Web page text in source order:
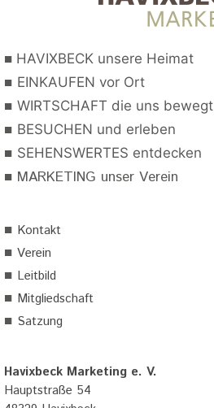
■ HAVIXBECK unsere Heimat
■ EINKAUFEN vor Ort
■ WIRTSCHAFT die uns bewegt
■ BESUCHEN und erleben
■ SEHENSWERTES entdecken
■ MARKETING unser Verein
■ Kontakt
■ Verein
■ Leitbild
■ Mitgliedschaft
■ Satzung
Havixbeck Marketing e. V.
Hauptstraße 54